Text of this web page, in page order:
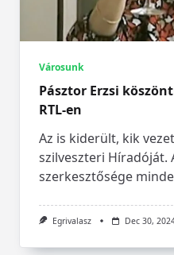
Városunk
Pásztor Erzsi
RTL-en
Az is kiderült, kik
szilveszteri Híradóját.
szerkesztősége
Egrivalasz Dec 30,